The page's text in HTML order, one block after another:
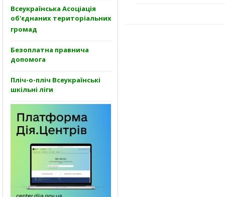
Всеукраїнська Асоціація
об'єднаних територіальних
громад
Безоплатна правнича
допомога
Пліч-о-пліч Всеукраїнські
шкільні ліги